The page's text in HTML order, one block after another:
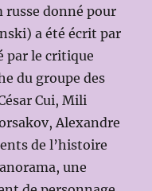
russe donné pour
a été écrit par
par le critique
du groupe des
Cui, Mili
Alexandre
de l’histoire
une